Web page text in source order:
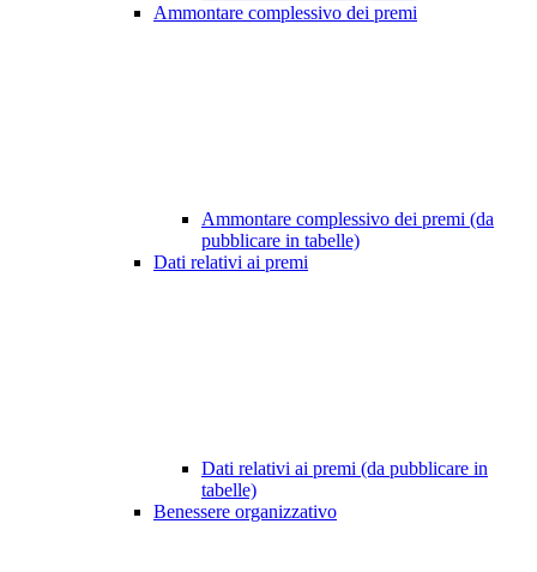
Ammontare complessivo dei premi
Ammontare complessivo dei premi (da
pubblicare in tabelle)
Dati relativi ai premi
Dati relativi ai premi (da pubblicare in
tabelle)
Benessere organizzativo